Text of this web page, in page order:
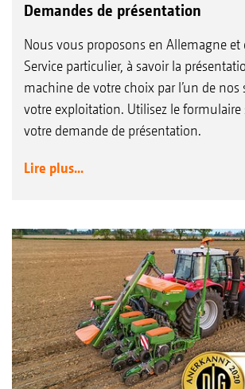
Demandes de présentation
Nous vous proposons en Allemagne
Service particulier, à savoir la
machine de votre choix par l’un de nos
votre exploitation. Utilisez le
votre demande de présentation.
Lire plus...